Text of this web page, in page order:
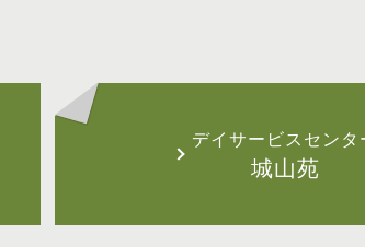
デイサービスセンタ
城山苑